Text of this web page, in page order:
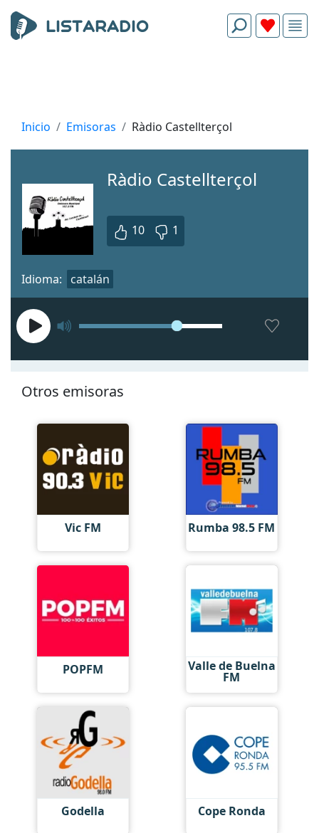
Inicio Emisoras Ràdio Castellterçol
Ràdio Castellterçol
10 1
Idioma: catalán
Otros emisoras
Vic FM Rumba 98.5 FM
POPFM Valle de Buelna
FM
Godella Cope Ronda